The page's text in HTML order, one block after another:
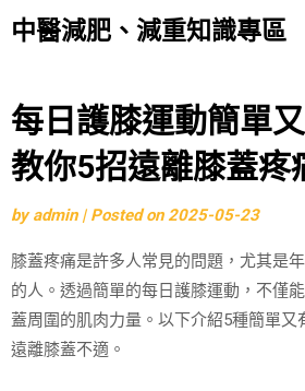
中醫減肥、減重知識專區
Skip
content
每日護膝運動簡單
教你5招遠離膝蓋疼
byadmin | Posted on2025-05-23
膝蓋疼痛是許多人常見的問題，尤其是
的人。透過簡單的每日護膝運動，不僅
蓋周圍的肌肉力量。以下介紹5種簡單
遠離膝蓋不適。